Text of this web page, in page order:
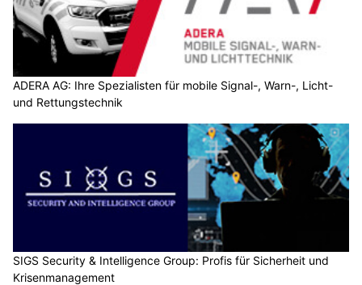
ADERA AG: Ihre Spezialisten für mobile Signal-, Warn-, Licht-
und Rettungstechnik
SIGS Security & Intelligence Group: Profis für Sicherheit und
Krisenmanagement